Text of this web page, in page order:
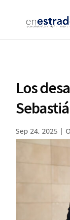
Los
Sep 24, 2025 |